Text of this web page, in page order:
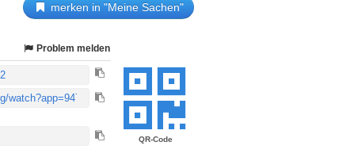
merken in "Meine Sachen"
QR-Code
Problem melden